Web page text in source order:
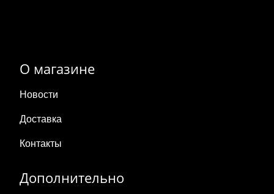
О магазине
Новости
Доставка
Контакты
Дополнительно